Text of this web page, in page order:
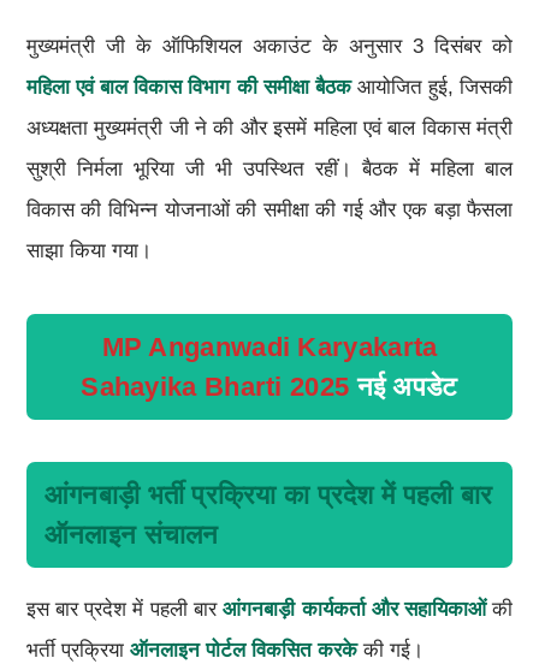
मुख्यमंत्री जी के ऑफिशियल अकाउंट के अनुसार 3 दिसंबर को
महिला एवं बाल विकास विभाग की समीक्षा बैठकआयोजित हुई, जिसकी
अध्यक्षता मुख्यमंत्री जी ने की और इसमें महिला एवं बाल विकास मंत्री
सुश्री निर्मला भूरिया जी भी उपस्थित रहीं। बैठक में महिला बाल
विकास की विभिन्न योजनाओं की समीक्षा की गई और एक बड़ा फैसला
साझा किया गया।
MP Anganwadi Karyakarta
Sahayika Bharti 2025 नई अपडेट
आंगनबाड़ी भर्ती प्रक्रिया का प्रदेश में पहली बार
ऑनलाइन संचालन
इस बार प्रदेश में पहली बारआंगनबाड़ी कार्यकर्ता और सहायिकाओंकी
भर्ती प्रक्रिया ऑनलाइन पोर्टल विकसित करकेकी गई।